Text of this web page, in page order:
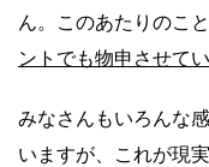
ん。このあたりのこ
ントでも物申させて
みなさんもいろんな
いますが、これが現実